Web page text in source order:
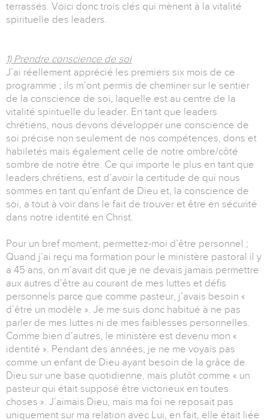
terrassés. Voici donc trois clés qui mènent à la vitalité
spirituelle des leaders.
1) Prendre conscience de soi
J’ai réellement apprécié les premiers six mois de ce
programme ; ils m’ont permis de cheminer sur le sentier
de la conscience de soi, laquelle est au centre de la
vitalité spirituelle du leader. En tant que leaders
chrétiens, nous devons développer une conscience de
soi précise non seulement de nos compétences, dons et
habiletés mais également celle de notre ombre/côté
sombre de notre être. Ce qui importe le plus en tant que
leaders chrétiens, est d’avoir la certitude de qui nous
sommes en tant qu’enfant de Dieu et, la conscience de
soi, a tout à voir dans le fait de trouver et être en sécurité
dans notre identité en Christ.
Pour un bref moment, permettez-moi d’être personnel ;
Quand j’ai reçu ma formation pour le ministère pastoral il y
a 45 ans, on m’avait dit que je ne devais jamais permettre
aux autres d’être au courant de mes luttes et défis
personnels parce que comme pasteur, j’avais besoin «
d’être un modèle ». Je me suis donc habitué à ne pas
parler de mes luttes ni de mes faiblesses personnelles.
Comme bien d’autres, le ministère est devenu mon «
identité ». Pendant des années, je ne me voyais pas
comme un enfant de Dieu ayant besoin de la grâce de
Dieu sur une base quotidienne, mais plutôt comme « un
pasteur qui était supposé être victorieux en toutes
choses ». J’aimais Dieu, mais ma foi ne reposait pas
uniquement sur ma relation avec Lui, en fait, elle était liée